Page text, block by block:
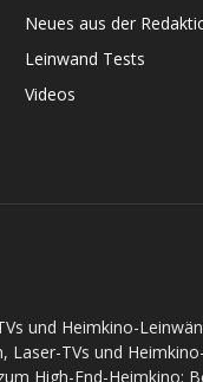
Neues aus der
Leinwand Tests
Videos
und Heimkino-
Laser-TVs und
High-End-Heimkino: